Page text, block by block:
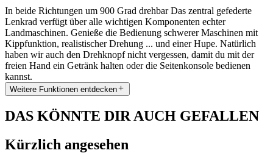
In beide Richtungen um 900 Grad drehbar Das zentral gefederte
Lenkrad verfügt über alle wichtigen Komponenten echter
Landmaschinen. Genieße die Bedienung schwerer Maschinen mit
Kippfunktion, realistischer Drehung ... und einer Hupe. Natürlich
haben wir auch den Drehknopf nicht vergessen, damit du mit der
freien Hand ein Getränk halten oder die Seitenkonsole bedienen
kannst.
Weitere Funktionen entdecken
DAS KÖNNTE DIR AUCH GEFALLEN
Kürzlich angesehen